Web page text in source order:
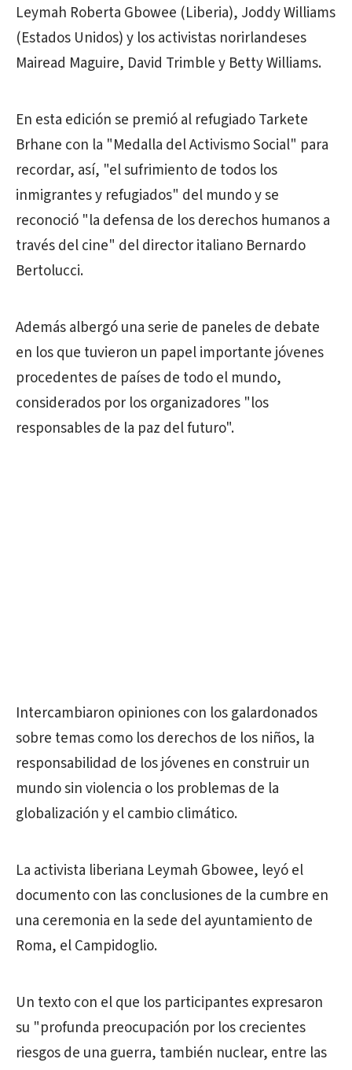
Leymah Roberta Gbowee (Liberia), Joddy Williams
(Estados Unidos) y los activistas norirlandeses
Mairead Maguire, David Trimble y Betty Williams.
En esta edición se premió al refugiado Tarkete
Brhane con la "Medalla del Activismo Social" para
recordar, así, "el sufrimiento de todos los
inmigrantes y refugiados" del mundo y se
reconoció "la defensa de los derechos humanos a
través del cine" del director italiano Bernardo
Bertolucci.
Además albergó una serie de paneles de debate
en los que tuvieron un papel importante jóvenes
procedentes de países de todo el mundo,
considerados por los organizadores "los
responsables de la paz del futuro".
Intercambiaron opiniones con los galardonados
sobre temas como los derechos de los niños, la
responsabilidad de los jóvenes en construir un
mundo sin violencia o los problemas de la
globalización y el cambio climático.
La activista liberiana Leymah Gbowee, leyó el
documento con las conclusiones de la cumbre en
una ceremonia en la sede del ayuntamiento de
Roma, el Campidoglio.
Un texto con el que los participantes expresaron
su "profunda preocupación por los crecientes
riesgos de una guerra, también nuclear, entre las